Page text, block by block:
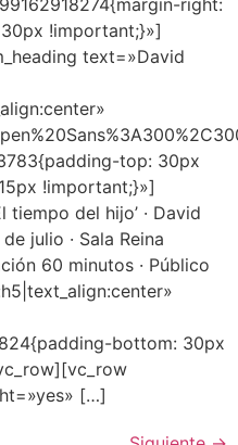
!important;}»]
text=»David
top: 30px
!important;}»]
tiempo del hijo’ · David
julio · Sala Reina
60 minutos · Público
bottom: 30px
[…]